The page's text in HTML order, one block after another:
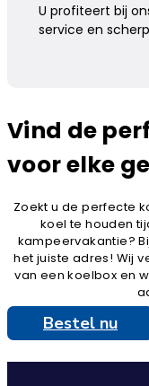
U profiteert bij
service en
Vind de
voor elke
Zoekt u de perfecte
koel te houden
kampeervakantie?
het juiste adres! Wij
van een koelbox en
Bestel nu